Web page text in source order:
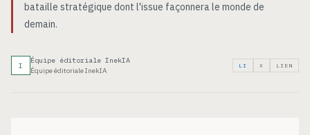
bataille stratégique dont l'issue façonnera le monde de
demain.
I
Équipe éditoriale InekIA
Équipe éditoriale InekIA
LI X LIEN